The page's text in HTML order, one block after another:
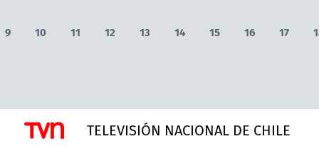
9 10 11 12 13 14 15 16 17
TELEVISIÓN NACIONAL DE CHILE